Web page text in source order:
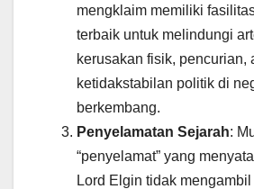
mengklaim memiliki
terbaik untuk melindungi
kerusakan fisik, pencurian,
ketidakstabilan politik di
berkembang.
Penyelamatan Sejarah:
“penyelamat” yang
Lord Elgin tidak